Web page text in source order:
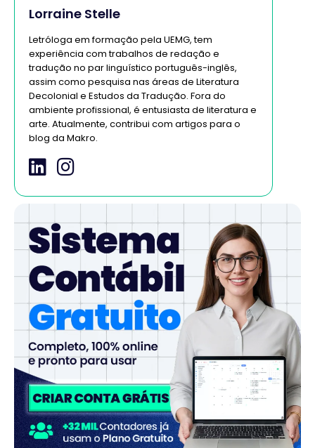
Lorraine Stelle
Letróloga em formação pela UEMG, tem
experiência com trabalhos de redação e
tradução no par linguístico português-inglês,
assim como pesquisa nas áreas de Literatura
Decolonial e Estudos da Tradução. Fora do
ambiente profissional, é entusiasta de literatura e
arte. Atualmente, contribui com artigos para o
blog da Makro.